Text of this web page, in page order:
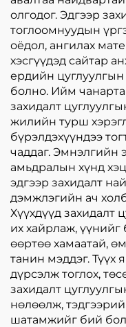
олгодог. Эдгээр
тоглоомнуудын
оёдол, ангилах
хэсгүүдэд сайтар
ердийн цуглуулгын
болно. Ийм
захидалт
жилийн турш
бүрэлдэхүүндээ
чаддаг. Эмнэлгийн
амьдралын хүнд
эдгээр захидалт
дэмжлэгийн ач
Хүүхдүүд захидалт
их хайрлаж,
өөртөө хамаатай,
танин мэддэг. Түүх
дүрсэлж тоглох,
захидалт
нөлөөлж,
шатамжийг бий